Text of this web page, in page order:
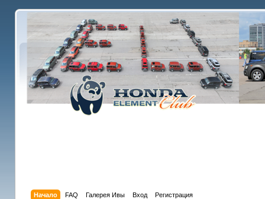
Начало FAQ Галерея Ивы Вход Регистрация